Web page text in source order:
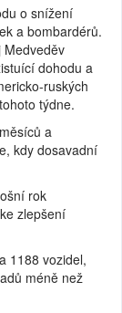
o snížení
a bombardérů.
Medveděv
dohodu a
ruských
týdne.
a
kdy dosavadní
rok
zlepšení
1188 vozidel,
méně než